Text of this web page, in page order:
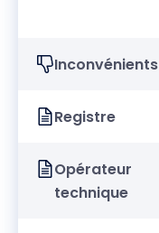
Inconvénients
Registre
Opérateur
technique